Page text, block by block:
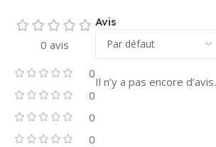
0 avis
0
0
0
0
Avis
Il n’y a pas encore d’avis.